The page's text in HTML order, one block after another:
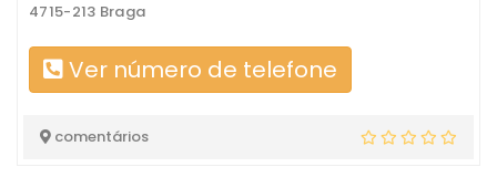
4715-213 Braga
Ver número de telefone
comentários